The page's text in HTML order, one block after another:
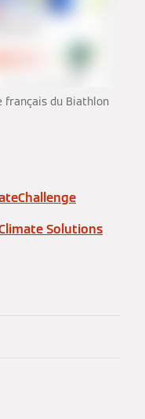
français du Biathlon
Solutions